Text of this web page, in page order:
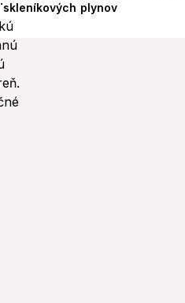
skleníkových plynov